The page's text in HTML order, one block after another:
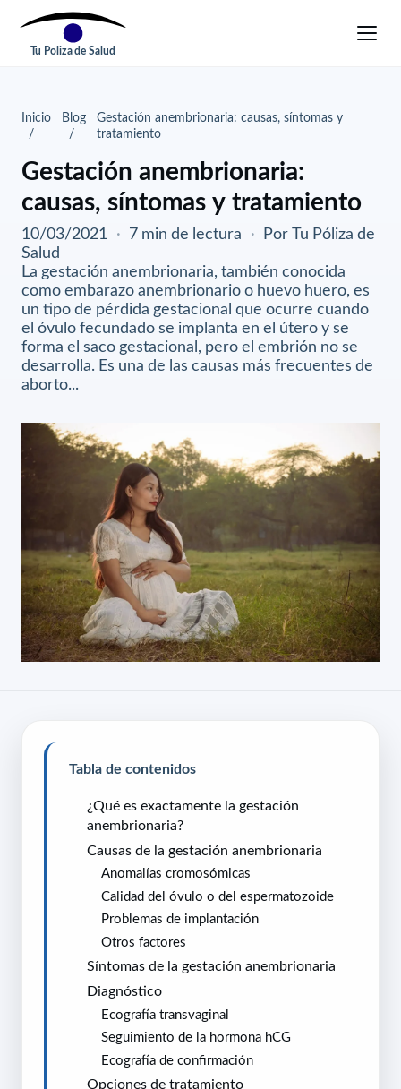
Tu Poliza de Salud
Inicio Blog
Gestación anembrionaria: causas, síntomas y
tratamiento
Gestación anembrionaria:
causas, síntomas y tratamiento
10/03/2021 · 7 min de lectura ·
Por Tu Póliza de
Salud
La gestación anembrionaria, también conocida
como embarazo anembrionario o huevo huero, es
un tipo de pérdida gestacional que ocurre cuando
el óvulo fecundado se implanta en el útero y se
forma el saco gestacional, pero el embrión no se
desarrolla. Es una de las causas más frecuentes de
aborto...
Tabla de contenidos
¿Qué es exactamente la gestación
anembrionaria?
Causas de la gestación anembrionaria
Anomalías cromosómicas
Calidad del óvulo o del espermatozoide
Problemas de implantación
Otros factores
Síntomas de la gestación anembrionaria
Diagnóstico
Ecografía transvaginal
Seguimiento de la hormona hCG
Ecografía de confirmación
Opciones de tratamiento